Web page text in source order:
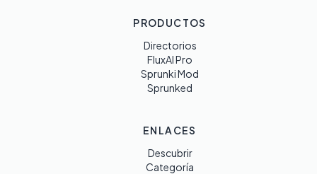
PRODUCTOS
Directorios
FluxAI Pro
Sprunki Mod
Sprunked
ENLACES
Descubrir
Categoría